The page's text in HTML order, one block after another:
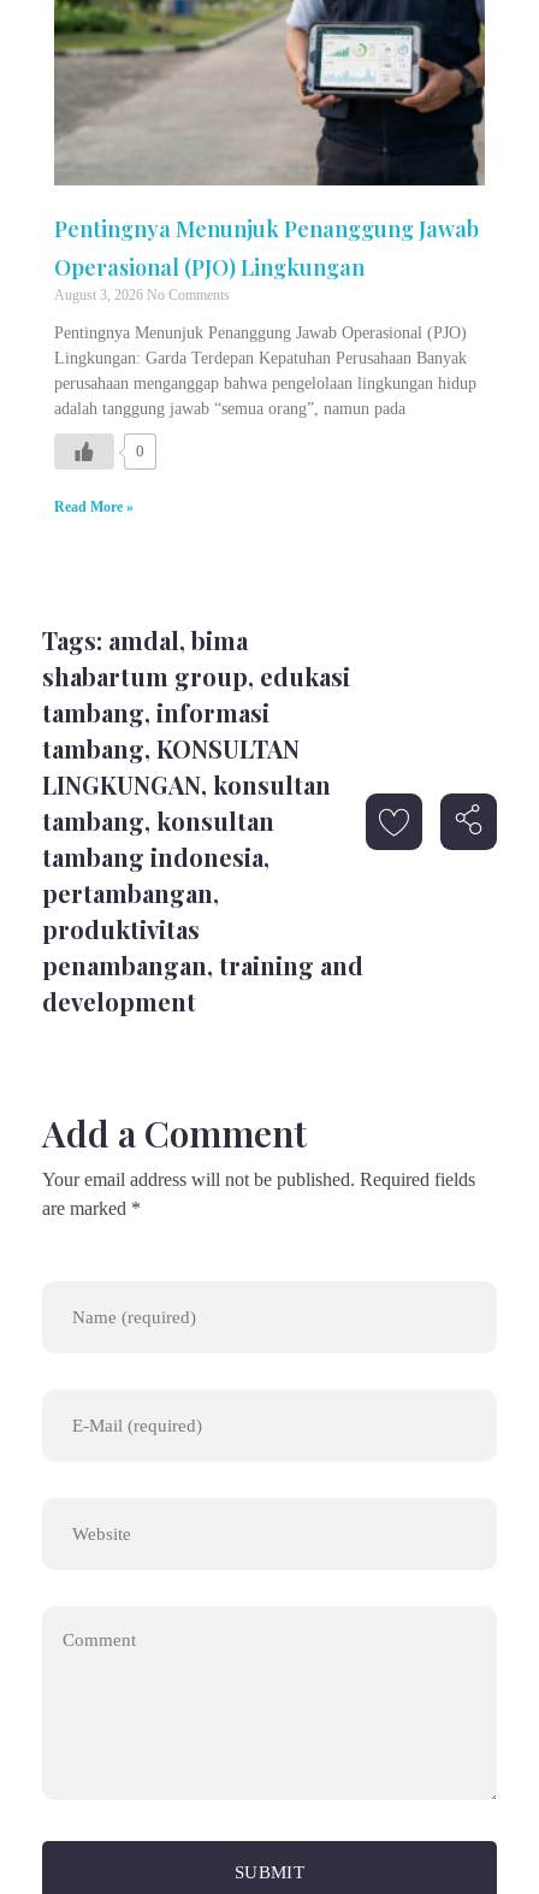
Pentingnya Menunjuk Penanggung Jawab
Operasional (PJO) Lingkungan
August 3, 2026 No Comments
Pentingnya Menunjuk Penanggung Jawab Operasional (PJO)
Lingkungan: Garda Terdepan Kepatuhan Perusahaan Banyak
perusahaan menganggap bahwa pengelolaan lingkungan hidup
adalah tanggung jawab “semua orang”, namun pada
0
Read More »
Tags: amdal, bima
shabartum group, edukasi
tambang, informasi
tambang, KONSULTAN
LINGKUNGAN, konsultan
tambang, konsultan
tambang indonesia,
pertambangan,
produktivitas
penambangan, training and
development
Add a Comment
Your email address will not be published. Required fields
are marked *